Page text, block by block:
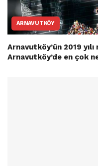
ARNAVUTKÖY
Arnavutköy’ün 2019 yılı
Arnavutköy’de en çok